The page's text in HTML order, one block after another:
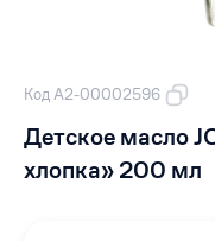
Код А2-00002596
Детское масло
хлопка» 200 мл